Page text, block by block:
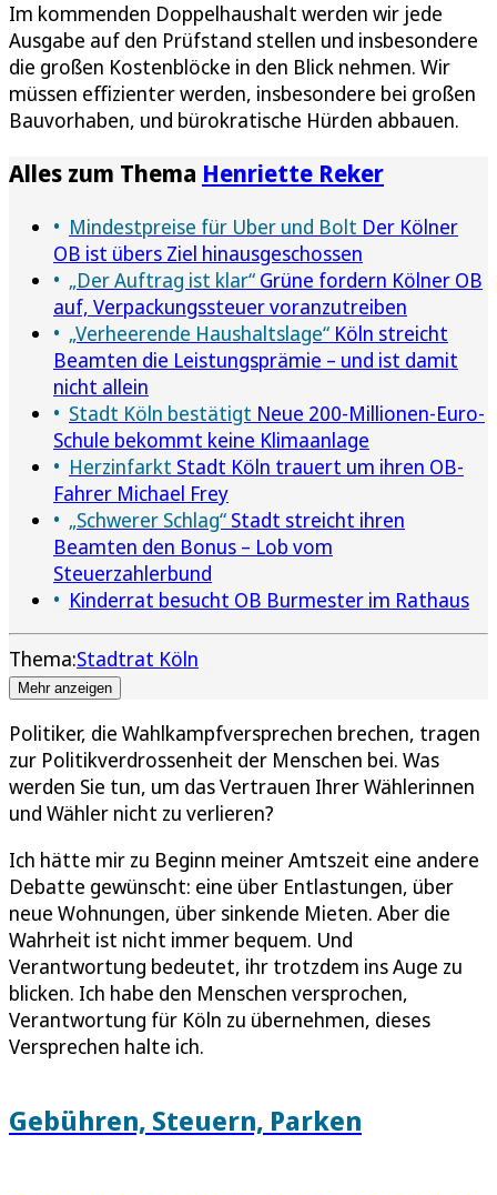
Im kommenden Doppelhaushalt werden wir jede
Ausgabe auf den Prüfstand stellen und insbesondere
die großen Kostenblöcke in den Blick nehmen. Wir
müssen effizienter werden, insbesondere bei großen
Bauvorhaben, und bürokratische Hürden abbauen.
Alles zum Thema Henriette Reker
Mindestpreise für Uber und Bolt Der Kölner
OB ist übers Ziel hinausgeschossen
„Der Auftrag ist klar“ Grüne fordern Kölner OB
auf, Verpackungssteuer voranzutreiben
„Verheerende Haushaltslage“ Köln streicht
Beamten die Leistungsprämie – und ist damit
nicht allein
Stadt Köln bestätigt Neue 200-Millionen-Euro-
Schule bekommt keine Klimaanlage
Herzinfarkt Stadt Köln trauert um ihren OB-
Fahrer Michael Frey
„Schwerer Schlag“ Stadt streicht ihren
Beamten den Bonus – Lob vom
Steuerzahlerbund
Kinderrat besucht OB Burmester im Rathaus
Thema:Stadtrat Köln
Mehr anzeigen
Politiker, die Wahlkampfversprechen brechen, tragen
zur Politikverdrossenheit der Menschen bei. Was
werden Sie tun, um das Vertrauen Ihrer Wählerinnen
und Wähler nicht zu verlieren?
Ich hätte mir zu Beginn meiner Amtszeit eine andere
Debatte gewünscht: eine über Entlastungen, über
neue Wohnungen, über sinkende Mieten. Aber die
Wahrheit ist nicht immer bequem. Und
Verantwortung bedeutet, ihr trotzdem ins Auge zu
blicken. Ich habe den Menschen versprochen,
Verantwortung für Köln zu übernehmen, dieses
Versprechen halte ich.
Gebühren, Steuern, Parken